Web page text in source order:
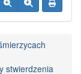
stwierdzenia